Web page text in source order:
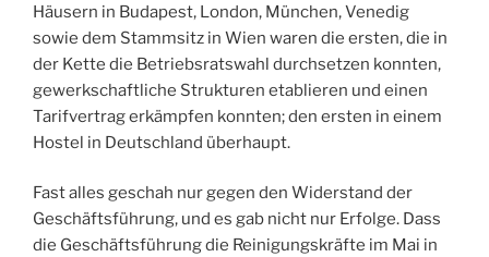
Häusern in Budapest, London, München, Venedig
sowie dem Stammsitz in Wien waren die ersten, die in
der Kette die Betriebsratswahl durchsetzen konnten,
gewerkschaftliche Strukturen etablieren und einen
Tarifvertrag erkämpfen konnten; den ersten in einem
Hostel in Deutschland überhaupt.
Fast alles geschah nur gegen den Widerstand der
Geschäftsführung, und es gab nicht nur Erfolge. Dass
die Geschäftsführung die Reinigungskräfte im Mai in